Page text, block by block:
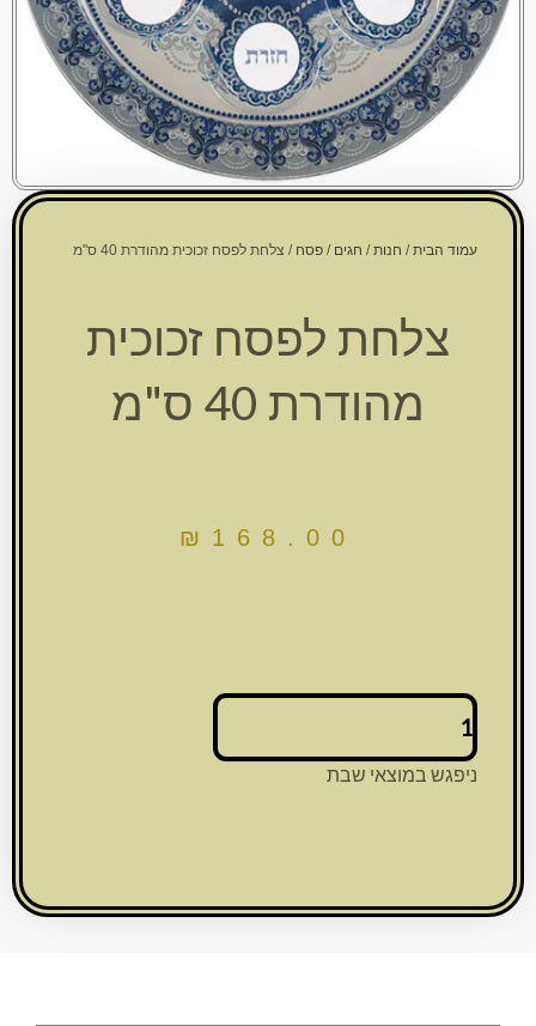
עמוד הבית/ חנות/ חגים / פסח / צלחת לפסח זכוכית מהודרת 40 ס"מ
צלחת לפסח זכוכית
מהודרת 40 ס"מ
₪ 168.00
כמות
של
צלחת
לפסח
ניפגש במוצאי שבת